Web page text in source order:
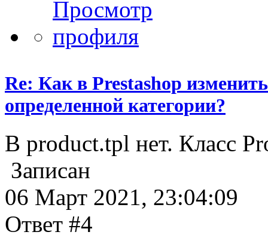
Re: Как в Prestashop
определенной категории?
В product.tpl нет. Класс
Записан
06 Март 2021, 23:04:09
Ответ #4